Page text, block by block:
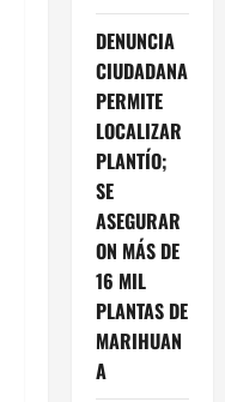
DENUNCIA
CIUDADANA
PERMITE
LOCALIZAR
PLANTÍO;
SE
ASEGURAR
ON MÁS DE
16 MIL
PLANTAS DE
MARIHUAN
A